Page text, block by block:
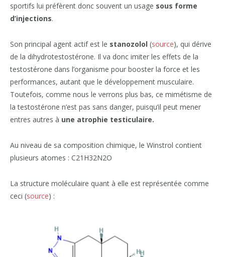
sportifs lui préfèrent donc souvent un usage sous forme
d’injections.
Son principal agent actif est le stanozolol (source), qui dérive
de la dihydrotestostérone. Il va donc imiter les effets de la
testostérone dans l’organisme pour booster la force et les
performances, autant que le développement musculaire.
Toutefois, comme nous le verrons plus bas, ce mimétisme de
la testostérone n’est pas sans danger, puisqu’il peut mener
entres autres à une atrophie testiculaire.
Au niveau de sa composition chimique, le Winstrol contient
plusieurs atomes : C21H32N2O
La structure moléculaire quant à elle est représentée comme
ceci (source) :